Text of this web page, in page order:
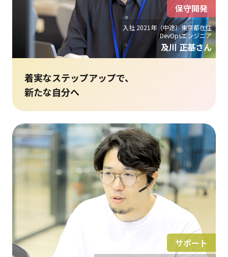
入社 2021年（中途）東京都在住
DevOpsエンジニア
及川 正基さん
保守開発
着実なステップアップで、
新たな自分へ
サポート